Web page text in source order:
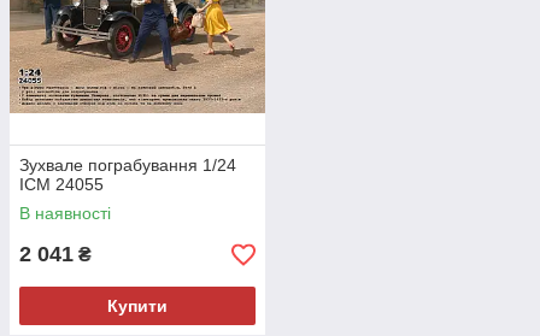
Зухвале пограбування 1/24
ICM 24055
В наявності
2 041 ₴
Купити